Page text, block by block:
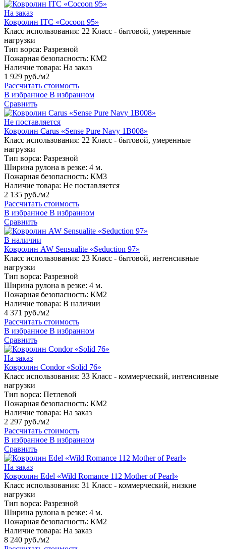
На заказ
Ковролин ITC «Cocoon 95»
Класс использования: 22 Класс - бытовой, умеренные
нагрузки
Тип ворса: Разрезной
Пожарная безопасность: КМ2
Наличие товара: На заказ
1 929 руб./м2
Рассчитать стоимость
В избранное В избранном
Сравнить
Не поставляется
Ковролин Carus «Sense Pure Navy 1B008»
Класс использования: 22 Класс - бытовой, умеренные
нагрузки
Тип ворса: Разрезной
Ширина рулона в резке: 4 м.
Пожарная безопасность: КМ3
Наличие товара: Не поставляется
2 135 руб./м2
Рассчитать стоимость
В избранное В избранном
Сравнить
В наличии
Ковролин AW Sensualite «Seduction 97»
Класс использования: 23 Класс - бытовой, интенсивные
нагрузки
Тип ворса: Разрезной
Ширина рулона в резке: 4 м.
Пожарная безопасность: КМ2
Наличие товара: В наличии
4 371 руб./м2
Рассчитать стоимость
В избранное В избранном
Сравнить
На заказ
Ковролин Condor «Solid 76»
Класс использования: 33 Класс - коммерческий, интенсивные
нагрузки
Тип ворса: Петлевой
Пожарная безопасность: КМ2
Наличие товара: На заказ
2 297 руб./м2
Рассчитать стоимость
В избранное В избранном
Сравнить
На заказ
Ковролин Edel «Wild Romance 112 Mother of Pearl»
Класс использования: 31 Класс - коммерческий, низкие
нагрузки
Тип ворса: Разрезной
Ширина рулона в резке: 4 м.
Пожарная безопасность: КМ2
Наличие товара: На заказ
8 240 руб./м2